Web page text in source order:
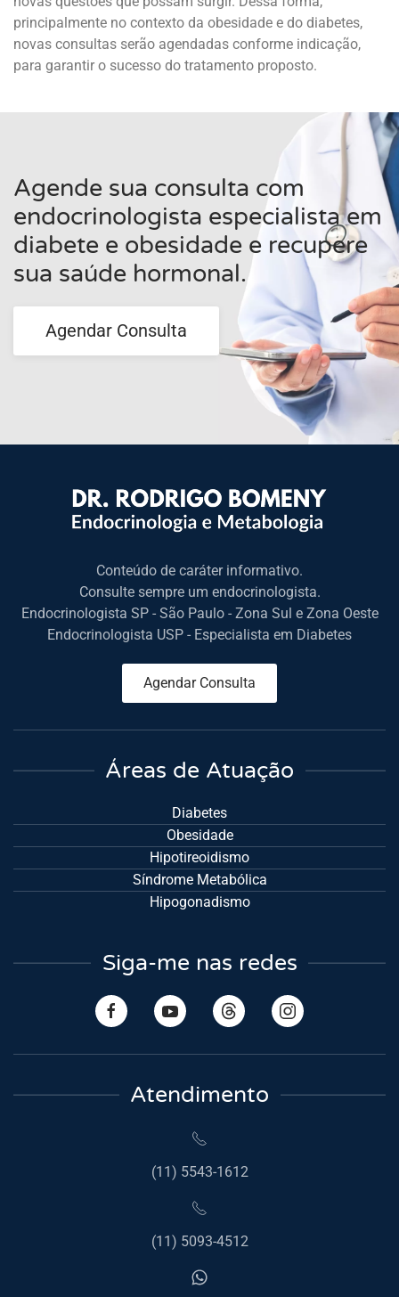
principalmente no contexto da obesidade e do diabetes,
novas consultas serão agendadas conforme indicação,
para garantir o sucesso do tratamento proposto.
Agende sua consulta com
endocrinologista especialista em
diabete e obesidade e recupere
sua saúde hormonal.
Agendar Consulta
Conteúdo de caráter informativo.
Consulte sempre um endocrinologista.
Endocrinologista SP - São Paulo - Zona Sul e Zona Oeste
Endocrinologista USP - Especialista em Diabetes
Agendar Consulta
Áreas de Atuação
Diabetes
Obesidade
Hipotireoidismo
Síndrome Metabólica
Hipogonadismo
Siga-me nas redes
Atendimento
(11) 5543-1612
(11) 5093-4512